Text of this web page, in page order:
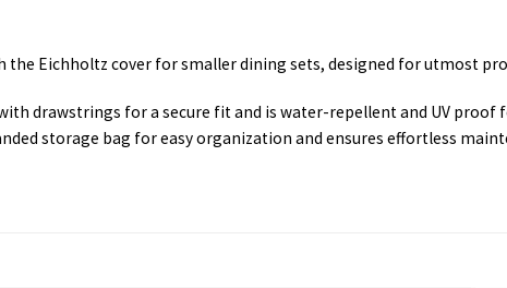
the Eichholtz cover for smaller dining sets, designed for utmost
drawstrings for a secure fit and is water-repellent and UV
storage bag for easy organization and ensures effortless